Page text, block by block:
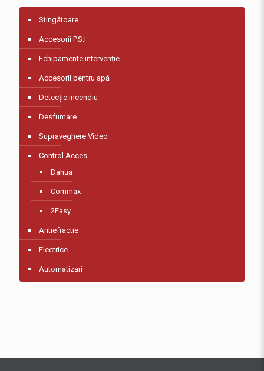
Stingătoare
Accesorii P.S.I
Echipamente intervenție
Accesorii pentru apă
Detecție Incendiu
Desfumare
Supraveghere Video
Control Acces
Dahua
Commax
2Easy
Antiefractie
Electrice
Automatizari